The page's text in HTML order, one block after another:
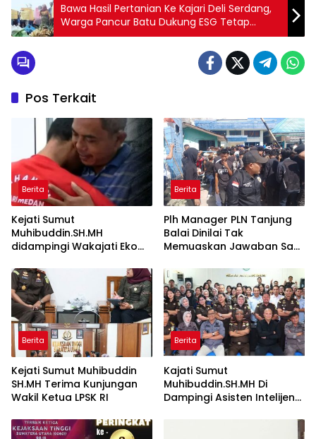
Bawa Hasil Pertanian Ke Kajari Deli Serdang,
Warga Pancur Batu Dukung ESG Tetap
Diproses Hukum
Pos Terkait
Berita
Kejati Sumut
Muhibuddin.SH.MH
didampingi Wakajati Eko
Aspidum Kejati Sumut
Suhendri, SH.,MH Pimpin
Ekspos RJ Di Kejari Medan
Berita
Plh Manager PLN Tanjung
Balai Dinilai Tak
Memuaskan Jawaban Saat
Berita
Kejati Sumut Muhibuddin
SH.MH Terima Kunjungan
Wakil Ketua LPSK RI
Berita
Kajati Sumut
Muhibuddin.SH.MH Di
Dampingi Asisten Intelijen
Asisten Pembinaan Herlina